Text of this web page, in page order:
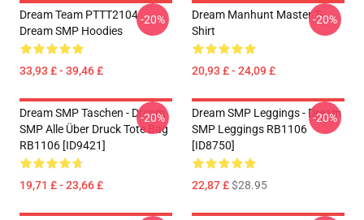
Dream Team PTTT2104
Dream SMP Hoodies
33,93 £ - 39,46 £
-20%
Dream Manhunt Master T-
Shirt
20,93 £ - 24,09 £
-20%
Dream SMP Taschen - Dream
SMP Alle Über Druck Tote Bag
RB1106 [ID9421]
19,71 £ - 23,66 £
-20%
Dream SMP Leggings - Dream
SMP Leggings RB1106
[ID8750]
22,87 £$28.95
-20%